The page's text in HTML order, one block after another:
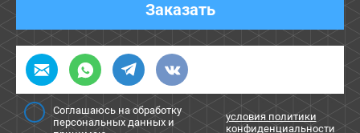
Заказать
Соглашаюсь на обработку
персональных данных и
условия политики
конфиденциальности